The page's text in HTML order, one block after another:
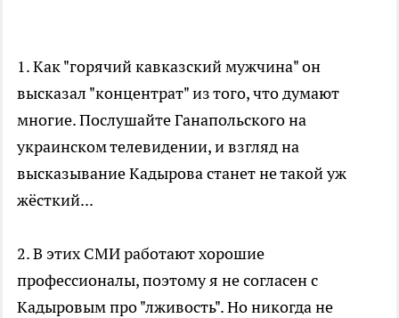
1. Как "горячий кавказский мужчина" он
высказал "концентрат" из того, что думают
многие. Послушайте Ганапольского на
украинском телевидении, и взгляд на
высказывание Кадырова станет не такой уж
жёсткий...
2. В этих СМИ работают хорошие
профессионалы, поэтому я не согласен с
Кадыровым про "лживость". Но никогда не